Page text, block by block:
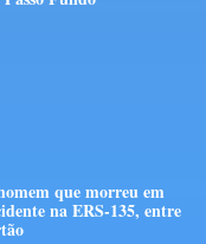
que morreu em
na ERS-135, entre